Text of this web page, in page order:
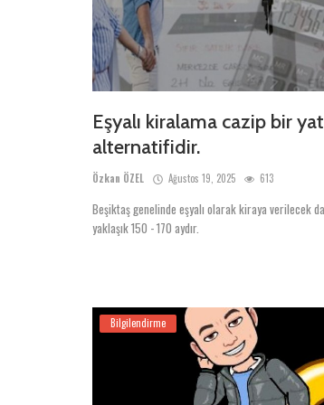
Eşyalı kiralama cazip bir
alternatifidir.
Özkan ÖZEL Ağustos 19, 2025 613
Beşiktaş genelinde eşyalı olarak kiraya verilecek
yaklaşık 150 - 170 aydır.
Bilgilendirme